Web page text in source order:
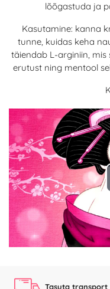
lõõgastuda ja
Kasutamine: kanna
tunne, kuidas keha
täiendab L-arginiin,
erutust ning mentool
Tasuta transport